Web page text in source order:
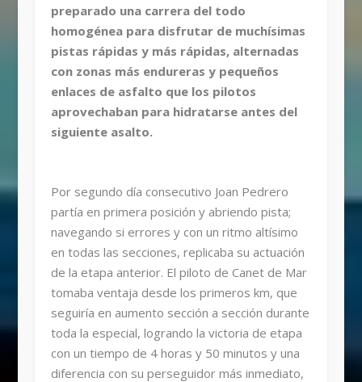
preparado una carrera del todo
homogénea para disfrutar de muchísimas
pistas rápidas y más rápidas, alternadas
con zonas más endureras y pequeños
enlaces de asfalto que los pilotos
aprovechaban para hidratarse antes del
siguiente asalto.
Por segundo día consecutivo Joan Pedrero
partía en primera posición y abriendo pista;
navegando si errores y con un ritmo altísimo
en todas las secciones, replicaba su actuación
de la etapa anterior. El piloto de Canet de Mar
tomaba ventaja desde los primeros km, que
seguiría en aumento sección a sección durante
toda la especial, logrando la victoria de etapa
con un tiempo de 4 horas y 50 minutos y una
diferencia con su perseguidor más inmediato,